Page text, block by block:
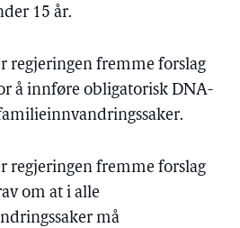
15 år.
regjeringen fremme forslag
å innføre obligatorisk DNA-
regjeringen fremme forslag
om at i alle
må